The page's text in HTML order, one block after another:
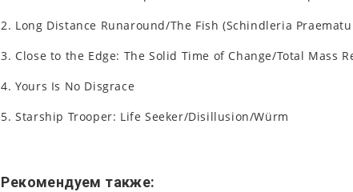
2. Long Distance Runaround/The Fish (Schindleria
3. Close to the Edge: The Solid Time of Change/Total Mass
4. Yours Is No Disgrace
5. Starship Trooper: Life Seeker/Disillusion/Würm
Рекомендуем также: